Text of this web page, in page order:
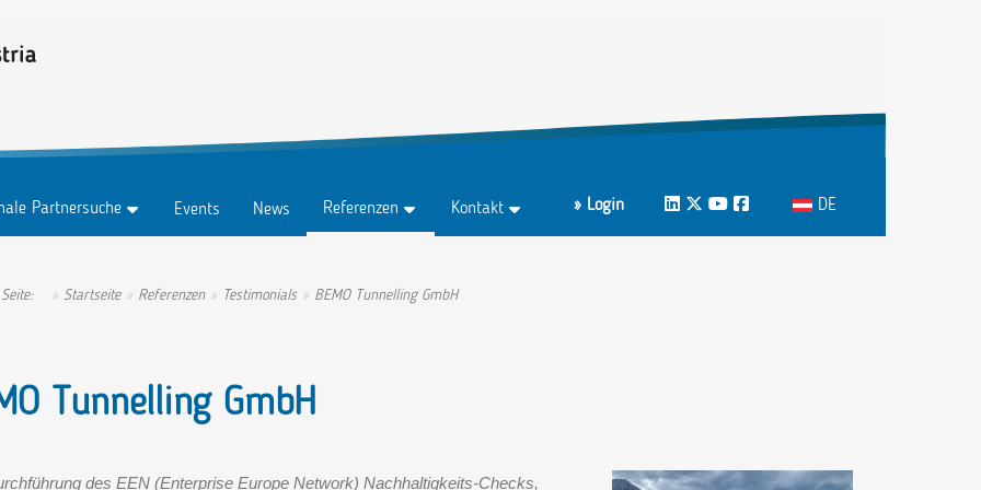
Partnersuche
Abo
Events News Referenzen
Erfolgsgeschichten
Kontakt
AnsprechpartnerInnen A-Z
LinkedIn
Twitter
Youtube
Facebook
» Login
Sprache auswählen
DE
Startseite Referenzen Testimonials BEMO Tunnelling GmbH
Tunnelling GmbH
des EEN (Enterprise Europe Network) Nachhaltigkeits-Checks,